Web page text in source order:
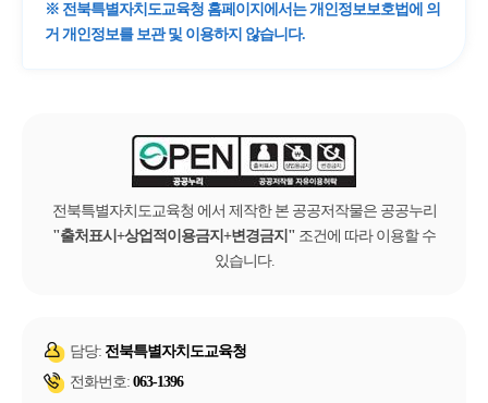
※ 전북특별자치도교육청 홈페이지에서는 개인정보보호법에 의
거 개인정보를 보관 및 이용하지 않습니다.
전북특별자치도교육청 에서 제작한 본 공공저작물은 공공누리
출처표시+상업적이용금지+변경금지
조건에 따라 이용할 수
있습니다.
담당: 전북특별자치도교육청
전화번호: 063-1396